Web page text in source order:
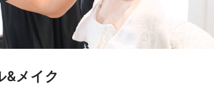
&メイク